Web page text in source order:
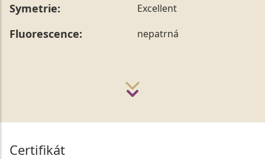
Symetrie: Excellent
Fluorescence: nepatrná
Certifikát